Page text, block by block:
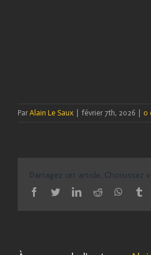
Par Alain Le Saux | février 7th, 2026 | 0
Partagez cet article, Choisissez
facebook
twitterlinkedinreddit